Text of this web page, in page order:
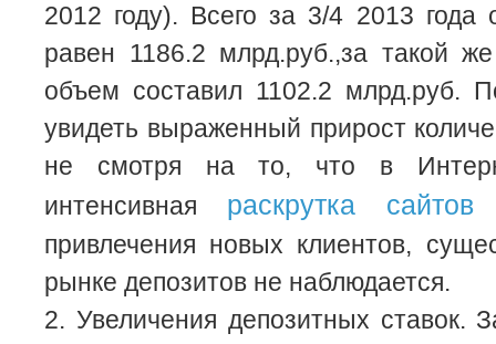
2012 году). Всего за 3/4 2013
равен 1186.2 млрд.руб.,за такой
объем составил 1102.2 млрд.руб.
увидеть выраженный прирост
не смотря на то, что в
интенсивная раскрутка сайтов
привлечения новых клиентов,
рынке депозитов не наблюдается.
2. Увеличения депозитных ставок.